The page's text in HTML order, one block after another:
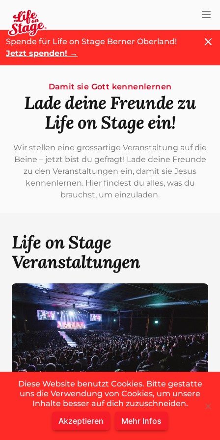
Spende für Life on Stage Berner Oberland!
Jetzt spenden! →
Damit sie Gott kennenlernen
Lade deine Freunde zu
Life on Stage ein!
Wir stellen eine grossartige Veranstaltung auf die
Beine – jetzt bist du gefragt! Lade deine Freunde
zu den Veranstaltungen ein, damit sie Jesus
kennenlernen. Hier findest du alles, was du
brauchst, um einzuladen.
Life on Stage
Veranstaltungen
Alle Informationen rund um die Veranstaltung
und die Geschichten zu den Musicals findest
Diese Website benutzt Cookies. Bitte gestatte
uns die Verwendung von Cookies, um unsere
Inhalte besser auf dich zuzuschneiden.
Akzeptieren Mehr Infos